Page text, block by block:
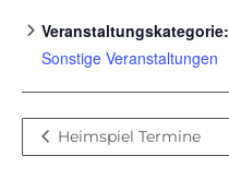
Veranstaltungskategorie:
Sonstige Veranstaltungen
Heimspiel Termine